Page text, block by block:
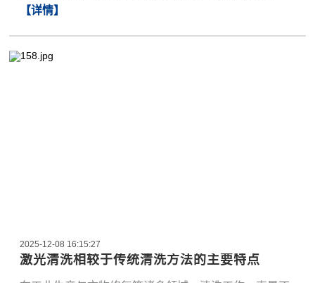
【详情】
2025-12-08 16:15:27
激光清洗相较于传统清洗方法的主要特点